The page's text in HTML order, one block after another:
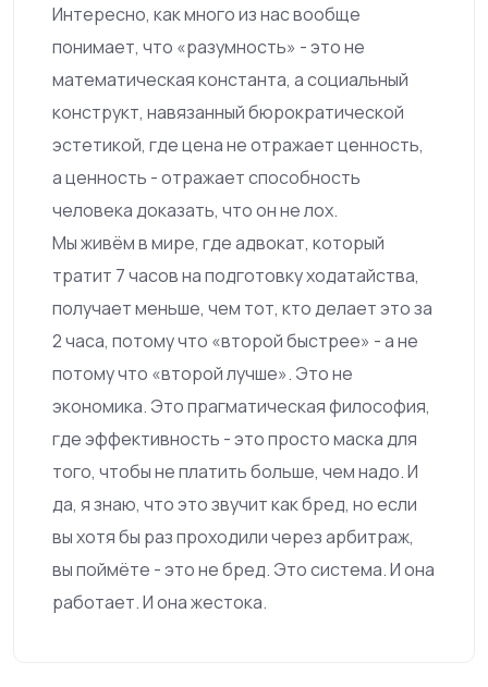
Интересно, как много из нас вообще
понимает, что «разумность» - это не
математическая константа, а социальный
конструкт, навязанный бюрократической
эстетикой, где цена не отражает ценность,
а ценность - отражает способность
человека доказать, что он не лох.
Мы живём в мире, где адвокат, который
тратит 7 часов на подготовку ходатайства,
получает меньше, чем тот, кто делает это за
2 часа, потому что «второй быстрее» - а не
потому что «второй лучше». Это не
экономика. Это прагматическая философия,
где эффективность - это просто маска для
того, чтобы не платить больше, чем надо. И
да, я знаю, что это звучит как бред, но если
вы хотя бы раз проходили через арбитраж,
вы поймёте - это не бред. Это система. И она
работает. И она жестока.